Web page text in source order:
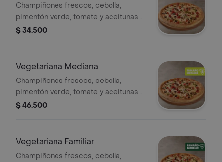
Champiñones frescos, cebolla,
pimentón verde, tomate y aceitunas
negras - 4 porciones. Incluye Salsa
$ 34.500
Vegetariana Mediana
Champiñones frescos, cebolla,
pimentón verde, tomate y aceitunas
negras - 8 porciones. Incluye Salsa
$ 46.500
Vegetariana Familiar
Champiñones frescos, cebolla,